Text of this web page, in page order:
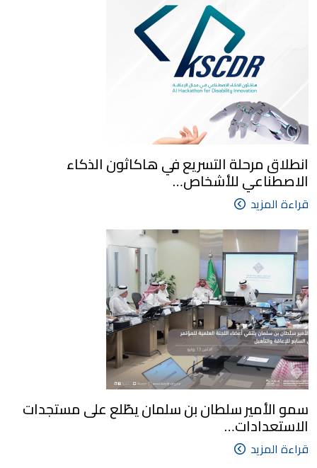
انطلاق مرحلة التسريع في هاكاثون الذكاء
الاصطناعي للأشخاص…
قراءة المزيد
سمو الأمير سلطان بن سلمان يطّلع على مستجدات
الاستعدادات…
قراءة المزيد